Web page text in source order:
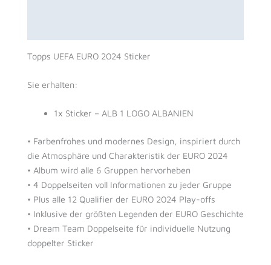
Topps UEFA EURO 2024 Sticker
Sie erhalten:
1x Sticker – ALB 1 LOGO ALBANIEN
• Farbenfrohes und modernes Design, inspiriert durch
die Atmosphäre und Charakteristik der EURO 2024
• Album wird alle 6 Gruppen hervorheben
• 4 Doppelseiten voll Informationen zu jeder Gruppe
• Plus alle 12 Qualifier der EURO 2024 Play-offs
• Inklusive der größten Legenden der EURO Geschichte
• Dream Team Doppelseite für individuelle Nutzung
doppelter Sticker